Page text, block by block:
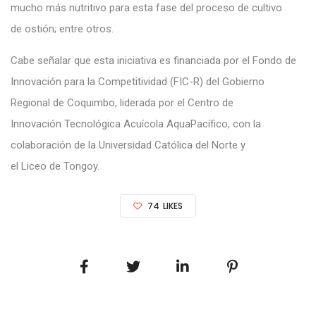
mucho más nutritivo para esta fase del proceso de cultivo
de ostión; entre otros.
Cabe señalar que esta iniciativa es financiada por el Fondo de
Innovación para la Competitividad (FIC-R) del Gobierno
Regional de Coquimbo, liderada por el Centro de
Innovación Tecnológica Acuícola AquaPacífico, con la
colaboración de la Universidad Católica del Norte y
el Liceo de Tongoy.
74 LIKES